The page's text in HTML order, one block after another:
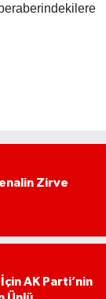
Zirve
AK Parti’nin